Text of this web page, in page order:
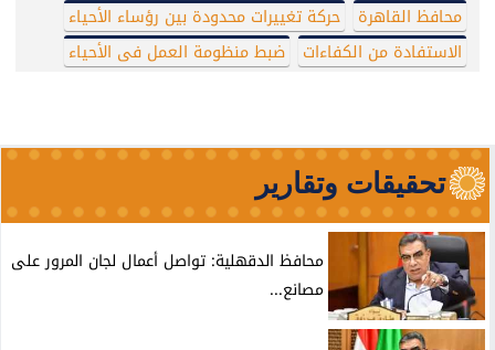
محافظ القاهرة
حركة تغييرات محدودة بين رؤساء الأحياء
الاستفادة من الكفاءات
ضبط منظومة العمل فى الأحياء
تحقيقات وتقارير
محافظ الدقهلية: تواصل أعمال لجان المرور على
مصانع...